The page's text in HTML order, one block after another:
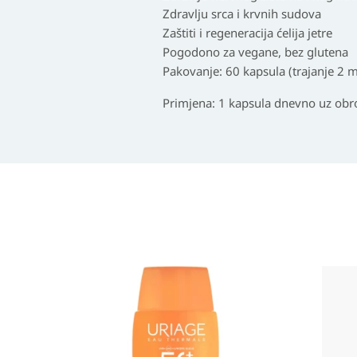
Zdravlju srca i krvnih sudova
Zaštiti i regeneracija ćelija jetre
Pogodono za vegane, bez glutena
Pakovanje: 60 kapsula (trajanje 2
Primjena: 1 kapsula dnevno uz
Trenutna